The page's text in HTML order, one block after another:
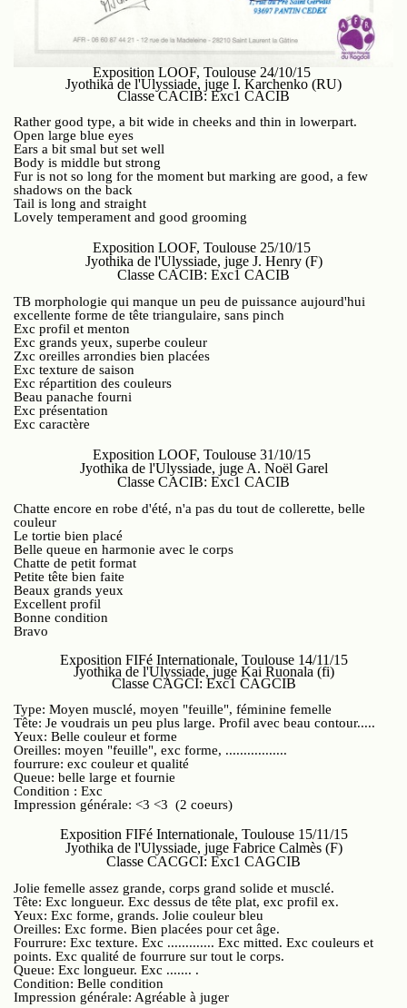
Exposition LOOF, Toulouse 24/10/15
Jyothika de l'Ulyssiade, juge I. Karchenko (RU)
Classe CACIB: Exc1 CACIB
Rather good type, a bit wide in cheeks and thin in lowerpart.
Open large blue eyes
Ears a bit smal but set well
Body is middle but strong
Fur is not so long for the moment but marking are good, a few
shadows on the back
Tail is long and straight
Lovely temperament and good grooming
Exposition LOOF, Toulouse 25/10/15
Jyothika de l'Ulyssiade, juge J. Henry (F)
Classe CACIB: Exc1 CACIB
TB morphologie qui manque un peu de puissance aujourd'hui
excellente forme de tête triangulaire, sans pinch
Exc profil et menton
Exc grands yeux, superbe couleur
Zxc oreilles arrondies bien placées
Exc texture de saison
Exc répartition des couleurs
Beau panache fourni
Exc présentation
Exc caractère
Exposition LOOF, Toulouse 31/10/15
Jyothika de l'Ulyssiade, juge A. Noël Garel
Classe CACIB: Exc1 CACIB
Chatte encore en robe d'été, n'a pas du tout de collerette, belle
couleur
Le tortie bien placé
Belle queue en harmonie avec le corps
Chatte de petit format
Petite tête bien faite
Beaux grands yeux
Excellent profil
Bonne condition
Bravo
Exposition FIFé Internationale, Toulouse 14/11/15
Jyothika de l'Ulyssiade, juge Kai Ruonala (fi)
Classe CAGCI: Exc1 CAGCIB
Type: Moyen musclé, moyen "feuille", féminine femelle
Tête: Je voudrais un peu plus large. Profil avec beau contour.....
Yeux: Belle couleur et forme
Oreilles: moyen "feuille", exc forme, .................
fourrure: exc couleur et qualité
Queue: belle large et fournie
Condition : Exc
Impression générale: <3 <3 (2 coeurs)
Exposition FIFé Internationale, Toulouse 15/11/15
Jyothika de l'Ulyssiade, juge Fabrice Calmès (F)
Classe CACGCI: Exc1 CAGCIB
Jolie femelle assez grande, corps grand solide et musclé.
Tête: Exc longueur. Exc dessus de tête plat, exc profil ex.
Yeux: Exc forme, grands. Jolie couleur bleu
Oreilles: Exc forme. Bien placées pour cet âge.
Fourrure: Exc texture. Exc ............. Exc mitted. Exc couleurs et
points. Exc qualité de fourrure sur tout le corps.
Queue: Exc longueur. Exc ....... .
Condition: Belle condition
Impression générale: Agréable à juger